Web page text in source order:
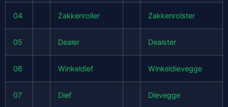
04 Zakkenroller Zakkenrolster
05 Dealer Dealster
06 Winkeldief Winkeldievegge
07 Dief Dievegge